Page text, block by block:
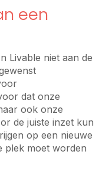
een
Livable niet aan de
dat onze
ook onze
de juiste inzet kun
op een nieuwe
plek moet worden